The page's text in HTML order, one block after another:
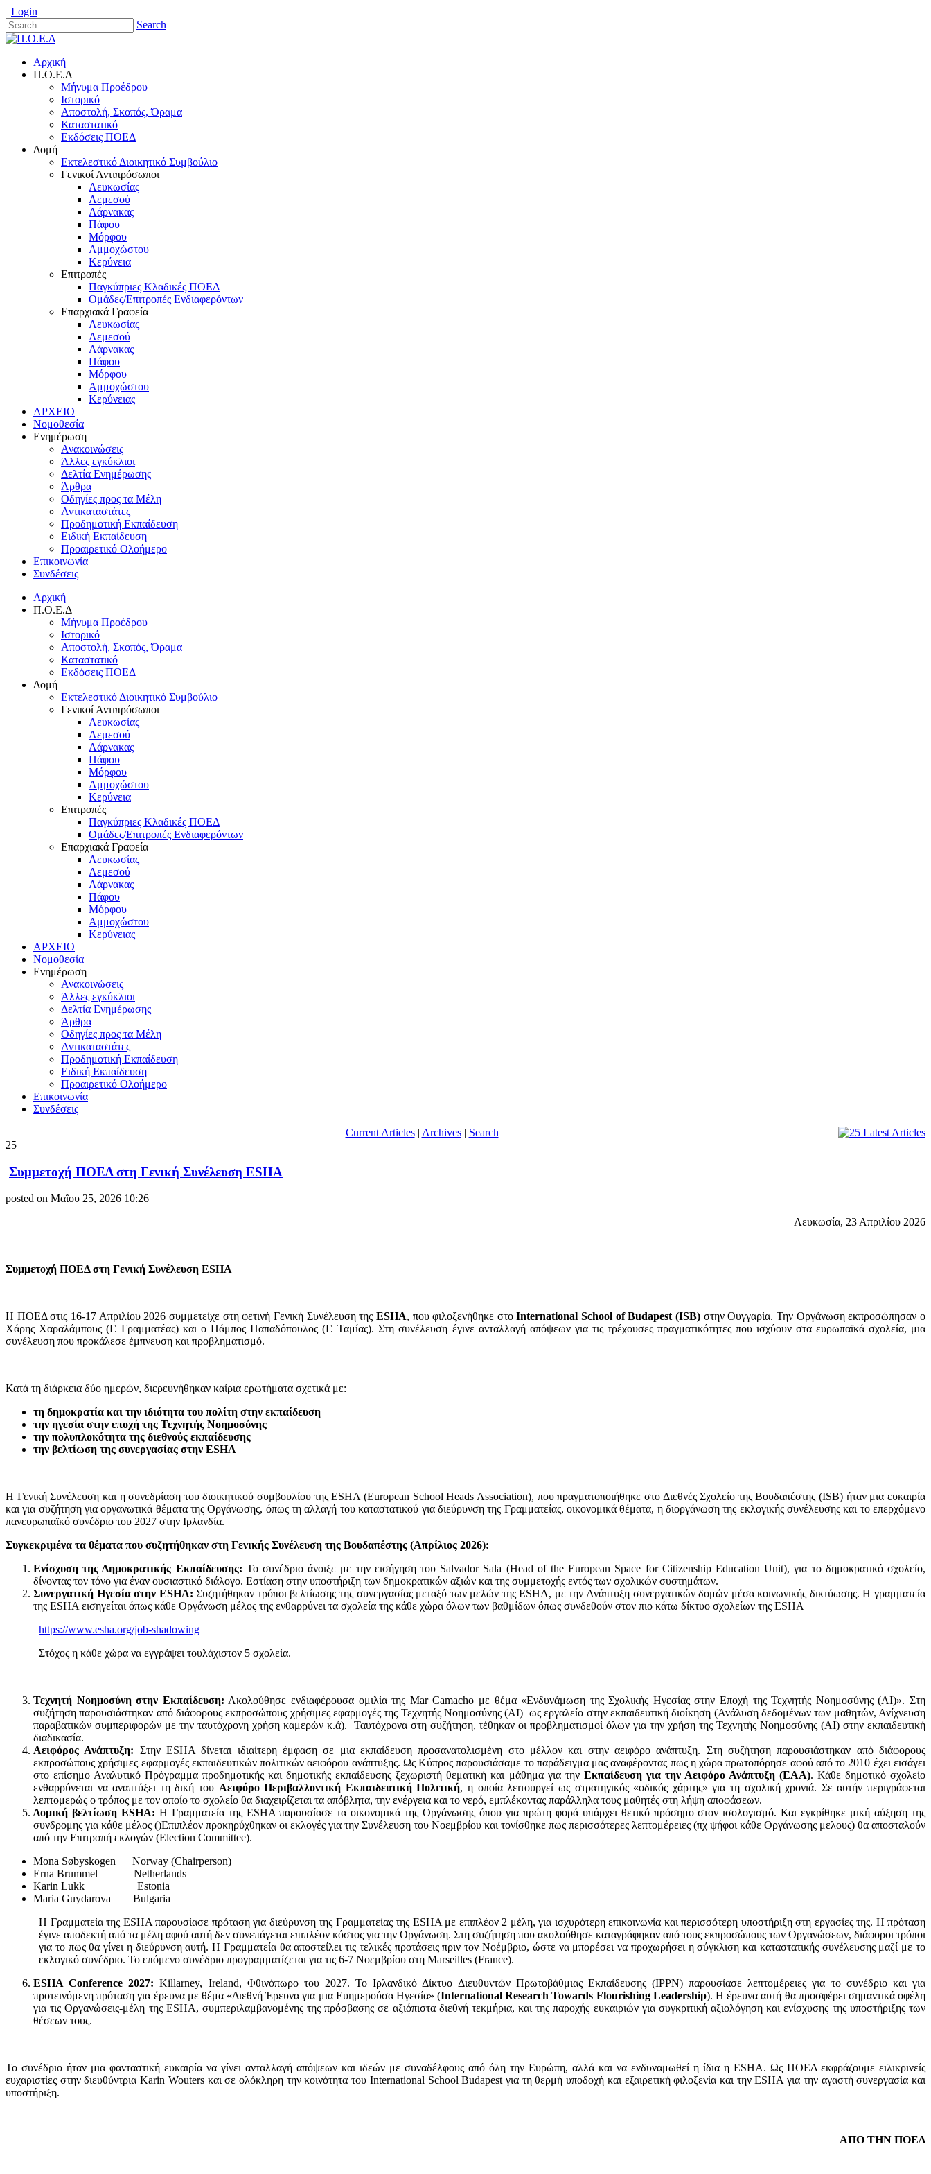
Login
Search
Αρχική
Π.Ο.Ε.Δ
Μήνυμα Προέδρου
Ιστορικό
Αποστολή, Σκοπός, Όραμα
Καταστατικό
Εκδόσεις ΠΟΕΔ
Δομή
Εκτελεστικό Διοικητικό Συμβούλιο
Γενικοί Αντιπρόσωποι
Λευκωσίας
Λεμεσού
Λάρνακας
Πάφου
Μόρφου
Αμμοχώστου
Κερύνεια
Επιτροπές
Παγκύπριες Κλαδικές ΠΟΕΔ
Ομάδες/Επιτροπές Ενδιαφερόντων
Επαρχιακά Γραφεία
Λευκωσίας
Λεμεσού
Λάρνακας
Πάφου
Μόρφου
Αμμοχώστου
Κερύνειας
ΑΡΧΕΙΟ
Νομοθεσία
Ενημέρωση
Ανακοινώσεις
Άλλες εγκύκλιοι
Δελτία Ενημέρωσης
Άρθρα
Οδηγίες προς τα Μέλη
Αντικαταστάτες
Προδημοτική Εκπαίδευση
Ειδική Εκπαίδευση
Προαιρετικό Ολοήμερο
Επικοινωνία
Συνδέσεις
Αρχική
Π.Ο.Ε.Δ
Μήνυμα Προέδρου
Ιστορικό
Αποστολή, Σκοπός, Όραμα
Καταστατικό
Εκδόσεις ΠΟΕΔ
Δομή
Εκτελεστικό Διοικητικό Συμβούλιο
Γενικοί Αντιπρόσωποι
Λευκωσίας
Λεμεσού
Λάρνακας
Πάφου
Μόρφου
Αμμοχώστου
Κερύνεια
Επιτροπές
Παγκύπριες Κλαδικές ΠΟΕΔ
Ομάδες/Επιτροπές Ενδιαφερόντων
Επαρχιακά Γραφεία
Λευκωσίας
Λεμεσού
Λάρνακας
Πάφου
Μόρφου
Αμμοχώστου
Κερύνειας
ΑΡΧΕΙΟ
Νομοθεσία
Ενημέρωση
Ανακοινώσεις
Άλλες εγκύκλιοι
Δελτία Ενημέρωσης
Άρθρα
Οδηγίες προς τα Μέλη
Αντικαταστάτες
Προδημοτική Εκπαίδευση
Ειδική Εκπαίδευση
Προαιρετικό Ολοήμερο
Επικοινωνία
Συνδέσεις
Current Articles| Archives| Search
25
Συμμετοχή ΠΟΕΔ στη Γενική Συνέλευση ESHA
posted on Μαΐου 25, 2026 10:26
Λευκωσία, 23 Απριλίου 2026
Συμμετοχή ΠΟΕΔ στη Γενική Συνέλευση ESHA
Η ΠΟΕΔ στις 16-17 Απριλίου 2026 συμμετείχε στη φετινή Γενική Συνέλευση της ESHA, που φιλοξενήθηκε στοInternational School of Budapest(ISB) στην Ουγγαρία. Την Οργάνωση εκπροσώπησαν ο
Χάρης Χαραλάμπους (Γ. Γραμματέας) και ο Πάμπος Παπαδόπουλος (Γ. Ταμίας). Στη συνέλευση έγινε ανταλλαγή απόψεων για τις τρέχουσες πραγματικότητες που ισχύουν στα ευρωπαϊκά σχολεία, μια
συνέλευση που προκάλεσε έμπνευση και προβληματισμό.
Κατά τη διάρκεια δύο ημερών, διερευνήθηκαν καίρια ερωτήματα σχετικά με:
τη δημοκρατία και την ιδιότητα του πολίτη στην εκπαίδευση
την ηγεσία στην εποχή της Τεχνητής Νοημοσύνης
την πολυπλοκότητα της διεθνούς εκπαίδευσης
την βελτίωση της συνεργασίας στην ESHA
Η Γενική Συνέλευση και η συνεδρίαση του διοικητικού συμβουλίου της ESHA (European School Heads Association), που πραγματοποιήθηκε στο Διεθνές Σχολείο της Βουδαπέστης (ISB) ήταν μια ευκαιρία
και για συζήτηση για οργανωτικά θέματα της Οργάνωσης, όπως τη αλλαγή του καταστατικού για διεύρυνση της Γραμματείας, οικονομικά θέματα, η διοργάνωση της εκλογικής συνέλευσης και το επερχόμενο
πανευρωπαϊκό συνέδριο του 2027 στην Ιρλανδία.
Συγκεκριμένα τα θέματα που συζητήθηκαν στη Γενικής Συνέλευση της Βουδαπέστης (Απρίλιος 2026):
Ενίσχυση της Δημοκρατικής Εκπαίδευσης: Το συνέδριο άνοιξε με την εισήγηση του Salvador Sala (Head of the European Space for Citizenship Education Unit), για το δημοκρατικό σχολείο,
δίνοντας τον τόνο για έναν ουσιαστικό διάλογο. Εστίαση στην υποστήριξη των δημοκρατικών αξιών και της συμμετοχής εντός των σχολικών συστημάτων.
Συνεργατική Ηγεσία στην ESHA: Συζητήθηκαν τρόποι βελτίωσης της συνεργασίας μεταξύ των μελών της ESHA, με την Ανάπτυξη συνεργατικών δομών μέσα κοινωνικής δικτύωσης. H γραμματεία
της ESHA εισηγείται όπως κάθε Οργάνωση μέλος της ενθαρρύνει τα σχολεία της κάθε χώρα όλων των βαθμίδων όπως συνδεθούν στον πιο κάτω δίκτυο σχολείων της ESHA
https://www.esha.org/job-shadowing
Στόχος η κάθε χώρα να εγγράψει τουλάχιστον 5 σχολεία.
Τεχνητή Νοημοσύνη στην Εκπαίδευση: Ακολούθησε ενδιαφέρουσα ομιλία της Mar Camacho με θέμα «Ενδυνάμωση της Σχολικής Ηγεσίας στην Εποχή της Τεχνητής Νοημοσύνης (AI)». Στη
συζήτηση παρουσιάστηκαν από διάφορους εκπροσώπους χρήσιμες εφαρμογές της Τεχνητής Νοημοσύνης (AI) ως εργαλείο στην εκπαιδευτική διοίκηση (Ανάλυση δεδομένων των μαθητών, Ανίχνευση
παραβατικών συμπεριφορών με την ταυτόχρονη χρήση καμερών κ.ά). Ταυτόχρονα στη συζήτηση, τέθηκαν οι προβληματισμοί όλων για την χρήση της Τεχνητής Νοημοσύνης (AI) στην εκπαιδευτική
διαδικασία.
Αειφόρος Ανάπτυξη: Στην ESHA δίνεται ιδιαίτερη έμφαση σε μια εκπαίδευση προσανατολισμένη στο μέλλον και στην αειφόρο ανάπτυξη. Στη συζήτηση παρουσιάστηκαν από διάφορους
εκπροσώπους χρήσιμες εφαρμογές εκπαιδευτικών πολιτικών αειφόρου ανάπτυξης. Ως Κύπρος παρουσιάσαμε το παράδειγμα μας αναφέροντας πως η χώρα πρωτοπόρησε αφού από το 2010 έχει εισάγει
στο επίσημο Αναλυτικό Πρόγραμμα προδημοτικής και δημοτικής εκπαίδευσης ξεχωριστή θεματική και μάθημα για την Εκπαίδευση για την Αειφόρο Ανάπτυξη (ΕΑΑ). Κάθε δημοτικό σχολείο
ενθαρρύνεται να αναπτύξει τη δική του Αειφόρο Περιβαλλοντική Εκπαιδευτική Πολιτική, η οποία λειτουργεί ως στρατηγικός «οδικός χάρτης» για τη σχολική χρονιά. Σε αυτήν περιγράφεται
λεπτομερώς ο τρόπος με τον οποίο το σχολείο θα διαχειρίζεται τα απόβλητα, την ενέργεια και το νερό, εμπλέκοντας παράλληλα τους μαθητές στη λήψη αποφάσεων.
Δομική βελτίωση ESHA: Η Γραμματεία της ESHA παρουσίασε τα οικονομικά της Οργάνωσης όπου για πρώτη φορά υπάρχει θετικό πρόσημο στον ισολογισμό. Και εγκρίθηκε μική αύξηση της
συνδρομης για κάθε μέλος ()Επιπλέον προκηρύχθηκαν οι εκλογές για την Συνέλευση του Νοεμβρίου και τονίσθηκε πως περισσότερες λεπτομέρειες (πχ ψήφοι κάθε Οργάνωσης μελους) θα αποσταλούν
από την Επιτροπή εκλογών (Election Committee).
Mona Søbyskogen Norway (Chairperson)
Erna Brummel Netherlands
Karin Lukk Estonia
Maria Guydarova Bulgaria
Η Γραμματεία της ESHA παρουσίασε πρόταση για διεύρυνση της Γραμματείας της ESHA με επιπλέον 2 μέλη, για ισχυρότερη επικοινωνία και περισσότερη υποστήριξη στη εργασίες της. Η πρόταση
έγινε αποδεκτή από τα μέλη αφού αυτή δεν συνεπάγεται επιπλέον κόστος για την Οργάνωση. Στη συζήτηση που ακολούθησε καταγράφηκαν από τους εκπροσώπους των Οργανώσεων, διάφοροι τρόποι
για το πως θα γίνει η διεύρυνση αυτή. Η Γραμματεία θα αποστείλει τις τελικές προτάσεις πριν τον Νοέμβριο, ώστε να μπορέσει να προχωρήσει η σύγκλιση και καταστατικής συνέλευσης μαζί με το
εκλογικό συνέδριο. Το επόμενο συνέδριο προγραμματίζεται για τις 6-7 Νοεμβρίου στη Marseilles (France).
ESHA Conference 2027: Killarney, Ireland, Φθινόπωρο του 2027. Το Ιρλανδικό Δίκτυο Διευθυντών Πρωτοβάθμιας Εκπαίδευσης (IPPN) παρουσίασε λεπτομέρειες για το συνέδριο και για
προτεινόμενη πρόταση για έρευνα με θέμα «Διεθνή Έρευνα για μια Ευημερούσα Ηγεσία» (International Research Towards Flourishing Leadership). Η έρευνα αυτή θα προσφέρει σημαντικά οφέλη
για τις Οργανώσεις-μέλη της ESHA, συμπεριλαμβανομένης της πρόσβασης σε αξιόπιστα διεθνή τεκμήρια, και της παροχής ευκαιριών για συγκριτική αξιολόγηση και ενίσχυσης της υποστήριξης των
θέσεων τους.
Το συνέδριο ήταν μια φανταστική ευκαιρία να γίνει ανταλλαγή απόψεων και ιδεών με συναδέλφους από όλη την Ευρώπη, αλλά και να ενδυναμωθεί η ίδια η ESHA. Ως ΠΟΕΔ εκφράζουμε ειλικρινείς
ευχαριστίες στην διευθύντρια Karin Wouters και σε ολόκληρη την κοινότητα του International School Budapest για τη θερμή υποδοχή και εξαιρετική φιλοξενία και την ESHA για την αγαστή συνεργασία και
υποστήριξη.
ΑΠΟ ΤΗΝ ΠΟΕΔ